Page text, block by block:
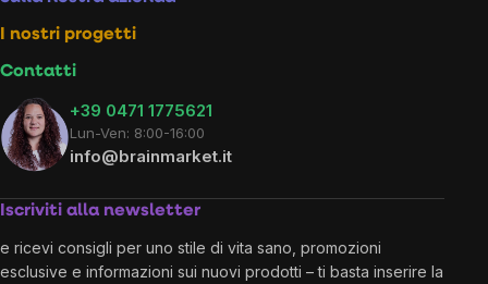
I nostri progetti
Contatti
+39 0471 1775621
Lun-Ven: 8:00-16:00
info@brainmarket.it
Iscriviti alla newsletter
e ricevi consigli per uno stile di vita sano, promozioni
esclusive e informazioni sui nuovi prodotti – ti basta inserire la